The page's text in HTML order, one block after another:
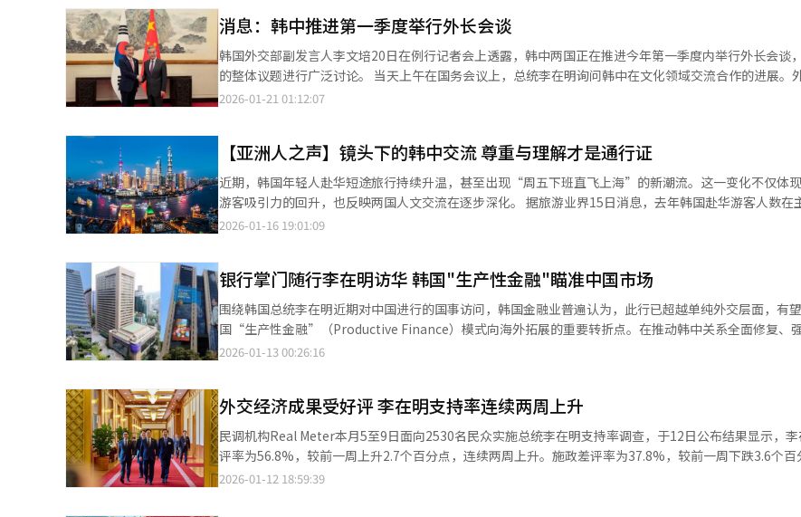
阶段在检查主要生产线和工序的运转情况。公司方面表示，通过新设施将进一步提升全球项目制造及大规
力。截至目前，全球已订购10艘FLNG项目，惠生清洁能源共承接3座，三星重工业中标6座，韩华海洋
FLNG是一种可在海面上直接进行天然气开采、液化、储存及外运的装备。单座造价约为3万亿韩元（约
143.9亿元），在造船业界被称为“高附加值订单”。分析认为，中国企业此次加快扩建FLNG生产设施，
球LNG项目活跃带来的订单增长预期。在美国特朗普政府政策支持、非俄罗斯产LNG需求上升，以及较传
FLNG年产能将从2024年的1410万吨，扩大至2030年的4200万吨，并在2035年达到5500万吨，未来十
望扩大3至4倍。顺应这一趋势，能源企业对FLNG的订单需求不断增加。埃尼的部分FLNG项目由惠生清
其余向三星重工业下单，以确保FLNG产能。 FLNG订单量增加为韩国造船业带来新机遇，但中国企业加速追赶，引
发业界关注。过去，中国造船企业主要承担技术难度较低的小型FLNG建造，而此次产能扩充将超大型
考量范围。 韩国造船业相关人士表示：“随着全球LNG项目增加，中国企业不仅在FLNG领域，在LNG运输船领域也
消息：韩中推进第一季度举行外长会谈
韩国外交部副发言人李文培20日在例行记者会上透露，韩中两国正在推进今年第一季度内举行外长会谈
的整体议题进行广泛讨论。 当天上午在国务会议上，总统李在明询问韩中在文化领域交流合作的进展。外交部长官赵
显对此回应称，正计划在第一季度内再次举行韩中外长会谈。 李在明还指示外交部与中方协商，就中国境内韩国独立
商。 去年9月，赵显与中共中央外事工作委员会办公室主任、中国外交部长王毅曾在北京举行过一次会谈
2026-01-21 01:12:07
【亚洲人之声】镜头下的韩中交流 尊重与理解才是通行证
近期，韩国年轻人赴华短途旅行持续升温，甚至出现“周五下班直飞上海”的新潮流。这一变化不仅体
游客吸引力的回升，也反映两国人文交流在逐步深化。 据旅游业界15日消息，去年韩国赴华游客人数在主要短途海
外旅游市场中增幅最为显著。旅游大数据分析机构Yanolja Research分析的各国出境旅游统计显示，中国
口。 不过，韩国旅游博主视频内容也不乏值得反思的细节。笔者在观看部分视频时，注意到个别博主因对中国的认知
不足，产生不必要的误解。例如，一名博主在延吉拍摄朝鲜族文化相关内容时，整体评价客观，但在一家
得知老板姓金，对老板否认自己是朝鲜族而感到不解，并在事后推测对方可能是朝鲜族却不愿承认。这种
上源于“姓金者必为朝鲜族”的刻板印象。实际上，在中国，汉族、回族等多个民族中都存在“金”姓，
简化为单一标签，本身就是一种文化误读。 相对而言，韩国旅游博主“Kkangbo”的中国之行获得广泛关注。博主
号，相关视频播放量突破250万，粉丝数超过13万。笔者认为，博主既未以审视者姿态评判，也未刻意赞
是以略显笨拙的中文、真实的困惑与幽默的互动，拉近了与当地人和网友的距离。 笔者认为，随着赴中旅游热度上
升，韩国旅游博主正成为影响韩中关系走向的重要群体。在这些镜头之下，既可能成为促进文化相互传
梁，也可能在无意间放大偏见与误解。若希望韩中关系更进一步，这股力量不容忽视，但前提是建立在相
解差异的基础之上。唯有以平视而非俯视的态度走进彼此的日常，两国的人文交流，才能真正行稳致远。
2026-01-16 19:01:09
银行掌门随行李在明访华 韩国"生产性金融"瞄准中国市场
围绕韩国总统李在明近期对中国进行的国事访问，韩国金融业普遍认为，此行已超越单纯外交层面，有
国“生产性金融”（Productive Finance）模式向海外拓展的重要转折点。在推动韩中关系全面修复、
业合作的同时，此次访问也被视为助力金融业全球化布局的关键契机。 自文在寅政府时期确立的“生产性金融”基
性回报。其核心在于构建支持实体经济与创新企业成长的金融体系。 此次李在明访华，韩国金融界核心人士悉数随
行，包括新韩金融集团会长晋玉童、KB国民银行行长李桓主、韩亚银行行长李浩成、友利银行行长郑镇
银行行长姜泰荣等，均以经济代表团身份同行。上述银行均在中国设有当地法人或分支机构，具备为进军
韩国企业提供金融支持的基础条件。业内人士表示：“此次访问为生产性金融走出国门、在海外市场落地
契机。围绕在华布局的韩国企业，金融支持有望进一步扩大。” 访华期间，李在明出席韩中商务论坛，在韩中企业家
2026-01-13 00:26:16
外交经济成果受好评 李在明支持率连续两周上升
民调机构Real Meter本月5至9日面向2530名民众实施总统李在明支持率调查，于12日公布结果显示，
评率为56.8%，较前一周上升2.7个百分点，连续两周上升。施政差评率为37.8%，较前一周下跌3.6个百
5.3%持保留意见。 Real Meter分析称，韩中首脑会谈成功举行，综合股指（KOSPI）突破4600点创历史新高等经
2026-01-12 18:59:39